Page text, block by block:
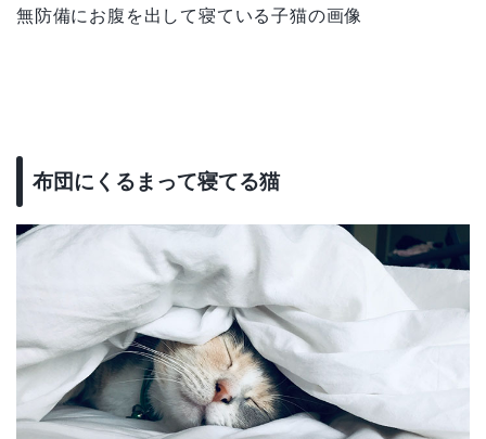
無防備にお腹を出して寝ている子猫の画像
布団にくるまって寝てる猫